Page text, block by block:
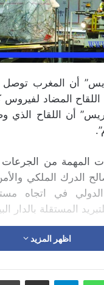
أن المغرب توصل
المضاد
أن اللقاح الذي
المهمة من
الدرك الملكي
في اتجاه
المستقلة بالدار
اظهر المزيد
واتساب تيلقرام مشاركة عبر البريد